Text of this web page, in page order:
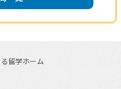
留学ホーム